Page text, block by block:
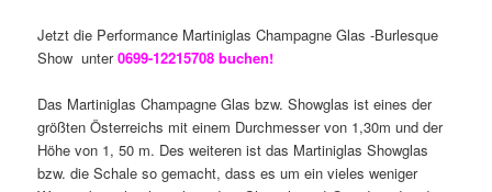
Jetzt die Performance Martiniglas Champagne Glas -Burlesque
Show unter0699-12215708 buchen!
Das Martiniglas Champagne Glas bzw. Showglas ist eines der
größten Österreichs mit einem Durchmesser von 1,30m und der
Höhe von 1, 50 m. Des weiteren ist das Martiniglas Showglas
bzw. die Schale so gemacht, dass es um ein vieles weniger